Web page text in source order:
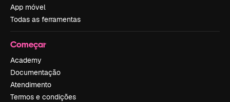
App móvel
Todas as ferramentas
Começar
Academy
Documentação
Atendimento
Termos e condições